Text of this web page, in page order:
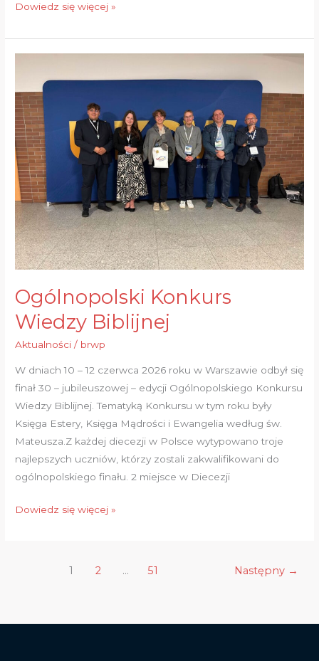
Dowiedz się więcej »
Ogólnopolski Konkurs
Wiedzy Biblijnej
Aktualności / brwp
W dniach 10 – 12 czerwca 2026 roku w Warszawie odbył się
finał 30 – jubileuszowej – edycji Ogólnopolskiego Konkursu
Wiedzy Biblijnej. Tematyką Konkursu w tym roku były
Księga Estery, Księga Mądrości i Ewangelia według św.
Mateusza.Z każdej diecezji w Polsce wytypowano troje
najlepszych uczniów, którzy zostali zakwalifikowani do
ogólnopolskiego finału. 2 miejsce w Diecezji
Konkurs
Wiedzy
Biblijnej
Dowiedz się więcej »
1 2 … 51 Następny →